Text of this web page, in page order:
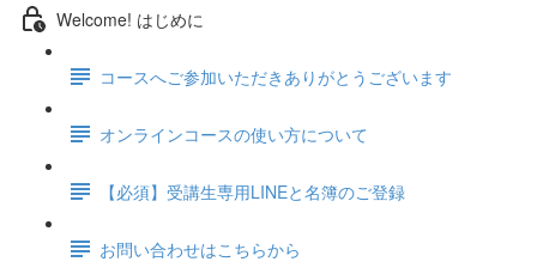
Welcome! はじめに
コースへご参加いただきありがとうございます
オンラインコースの使い方について
【必須】受講生専用LINEと名簿のご登録
お問い合わせはこちらから